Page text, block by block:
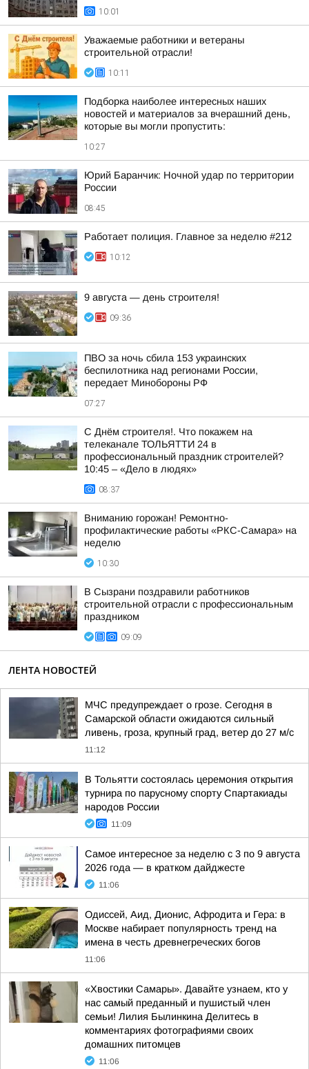
10:01
Уважаемые работники и ветераны
строительной отрасли!
10:11
Подборка наиболее интересных наших
новостей и материалов за вчерашний день,
которые вы могли пропустить:
10:27
Юрий Баранчик: Ночной удар по территории
России
08:45
Работает полиция. Главное за неделю #212
10:12
9 августа — день строителя!
09:36
ПВО за ночь сбила 153 украинских
беспилотника над регионами России,
передает Минобороны РФ
07:27
С Днём строителя!. Что покажем на
телеканале ТОЛЬЯТТИ 24 в
профессиональный праздник строителей?
10:45 – «Дело в людях»
08:37
Вниманию горожан! Ремонтно-
профилактические работы «РКС-Самара» на
неделю
10:30
В Сызрани поздравили работников
строительной отрасли с профессиональным
праздником
09:09
ЛЕНТА НОВОСТЕЙ
МЧС предупреждает о грозе. Сегодня в
Самарской области ожидаются сильный
ливень, гроза, крупный град, ветер до 27 м/с
11:12
В Тольятти состоялась церемония открытия
турнира по парусному спорту Спартакиады
народов России
11:09
Самое интересное за неделю с 3 по 9 августа
2026 года — в кратком дайджесте
11:06
Одиссей, Аид, Дионис, Афродита и Гера: в
Москве набирает популярность тренд на
имена в честь древнегреческих богов
11:06
«Хвостики Самары». Давайте узнаем, кто у
нас самый преданный и пушистый член
семьи! Лилия Былинкина Делитесь в
комментариях фотографиями своих
домашних питомцев
11:06